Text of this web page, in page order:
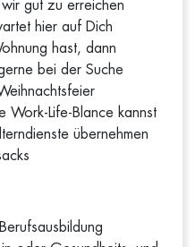
gut zu erreichen
hier auf Dich
hast, dann
bei der Suche
Work-Life-Blance kannst
übernehmen